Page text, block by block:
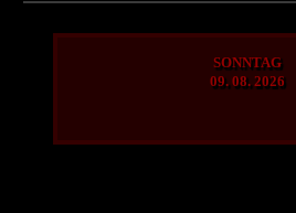
SONNTAG
09. 08. 2026